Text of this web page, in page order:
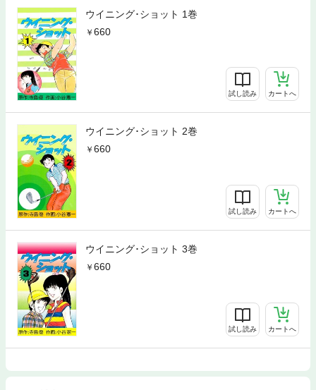
ウイニング･ショット 1巻
660
試し読み カートへ
ウイニング･ショット 2巻
660
試し読み カートへ
ウイニング･ショット 3巻
660
試し読み カートへ